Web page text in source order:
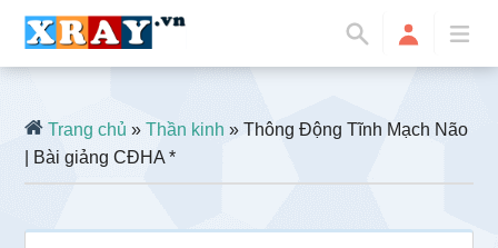
Trang chủ »Thần kinh » Thông Động Tĩnh Mạch Não
| Bài giảng CĐHA *